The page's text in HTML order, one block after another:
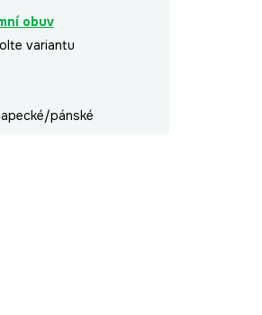
obuv
variantu
pánské